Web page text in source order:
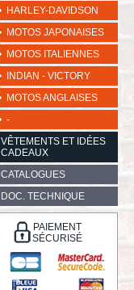
HARLEY-DAVIDSON
MOTOS JAPONAISES
MOTOS ITALIENNES
INDIAN - VICTORY
MOTOS ANGLAISES
-
VÊTEMENTS ET IDÉES
CADEAUX
CATALOGUES
DOC. TECHNIQUE
PAIEMENT
SÉCURISÉ